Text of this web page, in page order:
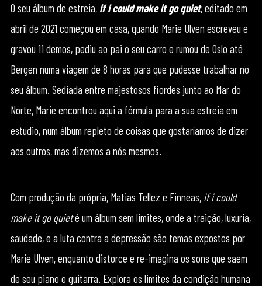
O seu álbum de estreia, if i could make it go quiet, editado em
abril de 2021 começou em casa, quando Marie Ulven escreveu e
gravou 11 demos, pediu ao pai o seu carro e rumou de Oslo até
Bergen numa viagem de 8 horas para que pudesse trabalhar no
seu álbum. Sediada entre majestosos fiordes junto ao Mar do
Norte, Marie encontrou aqui a fórmula para a sua estreia em
estúdio, num álbum repleto de coisas que gostaríamos de dizer
aos outros, mas dizemos a nós mesmos.
Com produção da própria, Matias Tellez e Finneas, if i could
make it go quieté um álbum sem limites, onde a traição, luxúria,
saudade, e a luta contra a depressão são temas expostos por
Marie Ulven, enquanto distorce e re-imagina os sons que saem
de seu piano e guitarra. Explora os limites da condição humana